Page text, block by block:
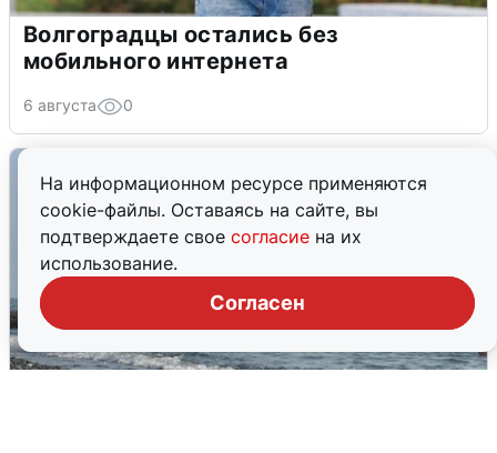
На информационном ресурсе применяются
cookie-файлы. Оставаясь на сайте, вы
подтверждаете свое согласие на их
использование.
Согласен
Волгоградцы остались без
мобильного интернета
6 августа 0